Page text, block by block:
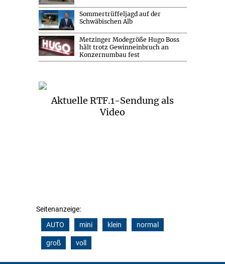
Sommertrüffeljagd auf der
Schwäbischen Alb
Metzinger Modegröße Hugo Boss
hält trotz Gewinneinbruch an
Konzernumbau fest
Aktuelle RTF.1-Sendung als
Video
Seitenanzeige:
AUTO
mini klein normal
groß voll